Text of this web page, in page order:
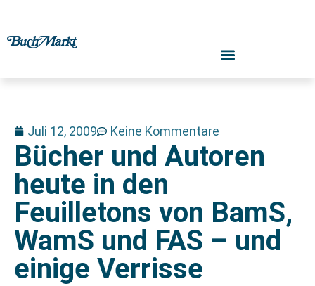
Juli 12, 2009 Keine Kommentare
Bücher und Autoren
heute in den
Feuilletons von BamS,
WamS und FAS – und
einige Verrisse